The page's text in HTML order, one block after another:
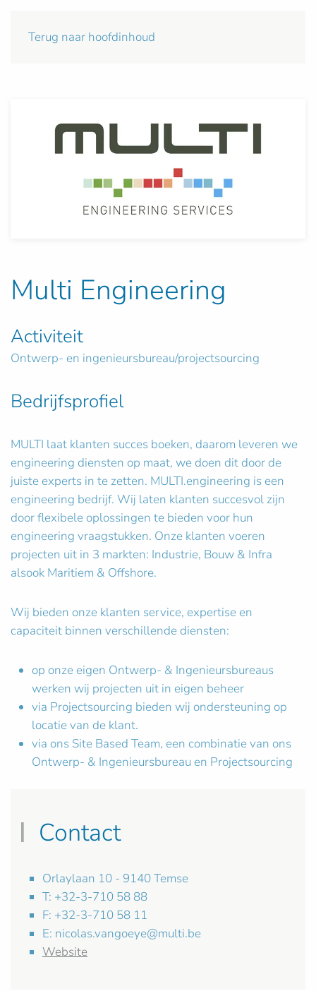
Terug naar hoofdinhoud
Multi Engineering
Activiteit
Ontwerp- en ingenieursbureau/projectsourcing
Bedrijfsprofiel
MULTI laat klanten succes boeken, daarom leveren we
engineering diensten op maat, we doen dit door de
juiste experts in te zetten. MULTI.engineering is een
engineering bedrijf. Wij laten klanten succesvol zijn
door flexibele oplossingen te bieden voor hun
engineering vraagstukken. Onze klanten voeren
projecten uit in 3 markten: Industrie, Bouw & Infra
alsook Maritiem & Offshore.
Wij bieden onze klanten service, expertise en
capaciteit binnen verschillende diensten:
op onze eigen Ontwerp- & Ingenieursbureaus
werken wij projecten uit in eigen beheer
via Projectsourcing bieden wij ondersteuning op
locatie van de klant.
via ons Site Based Team, een combinatie van ons
Ontwerp- & Ingenieursbureau en Projectsourcing
Contact
Orlaylaan 10 - 9140 Temse
T: +32-3-710 58 88
F: +32-3-710 58 11
E: nicolas.vangoeye@multi.be
Website